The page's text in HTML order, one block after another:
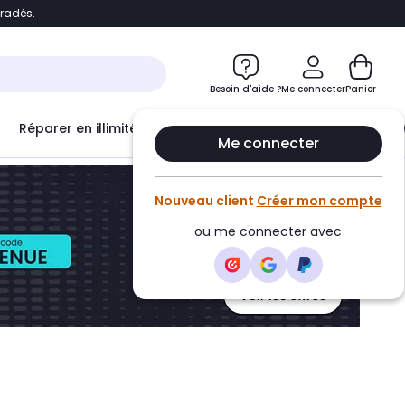
Besoin d'aide ?Me connecter
Me connecter
Nouveau client Créer mon compte
ou me connecter avec
Panier
Réparer en illimité avec Le Club Infinity